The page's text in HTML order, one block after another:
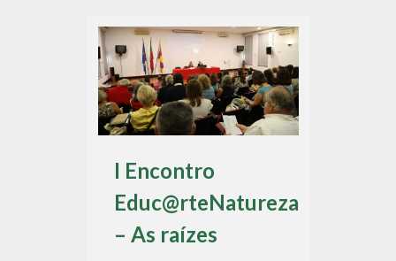
I Encontro
Educ@rteNatureza
– As raízes